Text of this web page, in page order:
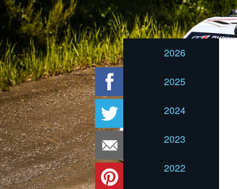
2026
2025
2024
2023
2022